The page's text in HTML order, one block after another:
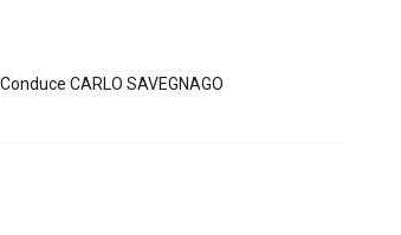
CARLO SAVEGNAGO